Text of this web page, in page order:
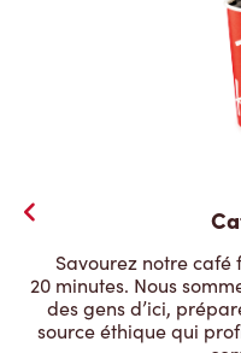
Savourez notre café
20 minutes. Nous
des gens d’ici,
source éthique qui